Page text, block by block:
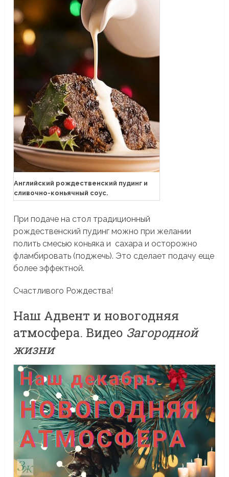
Английский рождественский пудинг и
сливочно-коньячный соус.
При подаче на стол традиционный
рождественский пудинг можно при желании
полить смесью коньяка и сахара и осторожно
фламбировать (поджечь). Это сделает подачу еще
более эффектной.
Счастливого Рождества!
Наш Адвент и новогодняя
атмосфера. Видео Загородной
жизни